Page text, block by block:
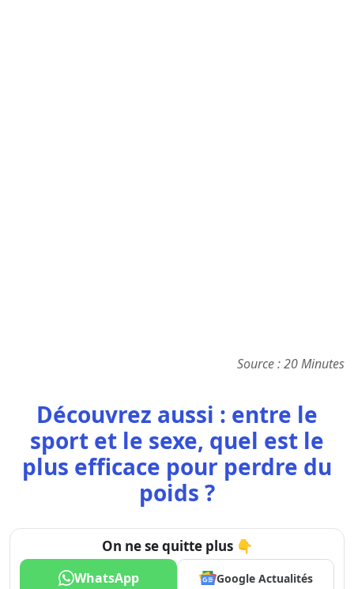
Source : 20 Minutes
Découvrez aussi : entre le
sport et le sexe, quel est le
plus efficace pour perdre du
poids ?
On ne se quitte plus 👇
WhatsApp Google Actualités